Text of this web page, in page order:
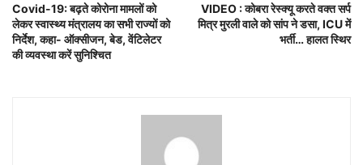
Covid-19: बढ़ते कोरोना मामलों को
लेकर स्वास्थ्य मंत्रालय का सभी राज्यों को
निर्देश, कहा- ऑक्सीजन, बेड, वेंटिलेटर
की व्यवस्था करें सुनिश्चित
VIDEO : कोबरा रेस्क्यू करते वक्त सर्प
मित्र मुरली वाले को सांप ने डसा, ICU में
भर्ती… हालत स्थिर